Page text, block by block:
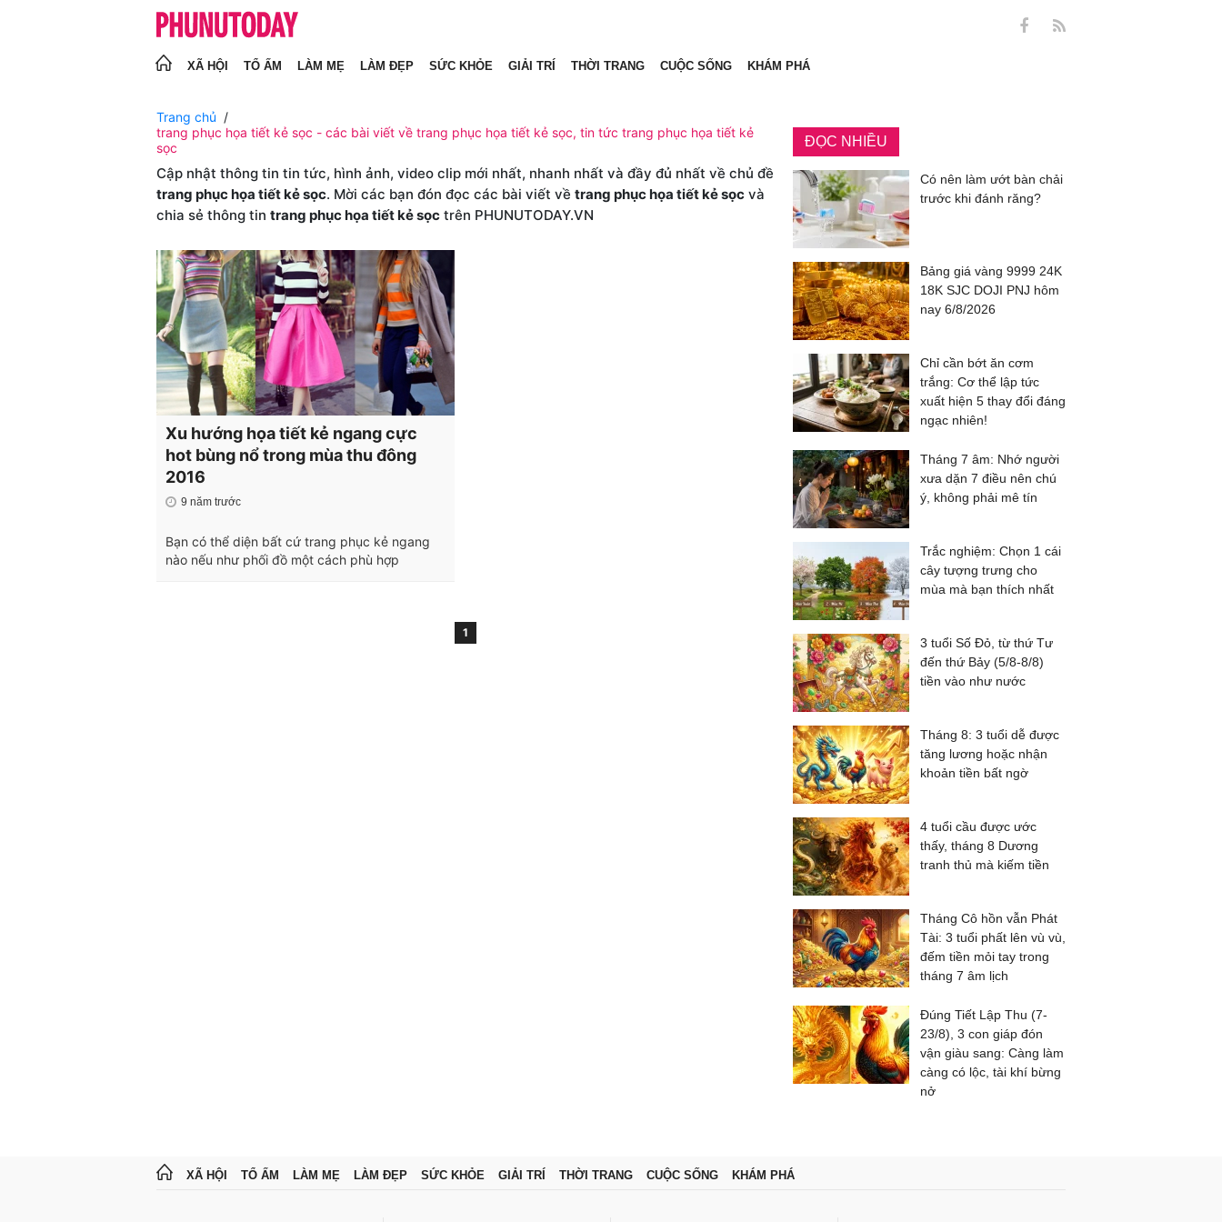
XÃ HỘI TỔ ẤM LÀM MẸ LÀM ĐẸP SỨC KHỎE GIẢI TRÍ THỜI TRANG CUỘC SỐNG KHÁM PHÁ
Trang chủ
trang phục họa tiết kẻ sọc - các bài viết về trang phục họa tiết kẻ sọc, tin tức trang phục họa tiết kẻ
sọc
Cập nhật thông tin tin tức, hình ảnh, video clip mới nhất, nhanh nhất và đầy đủ nhất về chủ đề
trang phục họa tiết kẻ sọc. Mời các bạn đón đọc các bài viết về trang phục họa tiết kẻ sọc và
chia sẻ thông tin trang phục họa tiết kẻ sọc trên PHUNUTODAY.VN
Xu hướng họa tiết kẻ ngang cực
hot bùng nổ trong mùa thu đông
2016
9 năm trước
Bạn có thể diện bất cứ trang phục kẻ ngang
nào nếu như phối đồ một cách phù hợp
1
ĐỌC NHIỀU
Có nên làm ướt bàn chải
trước khi đánh răng?
Bảng giá vàng 9999 24K
18K SJC DOJI PNJ hôm
nay 6/8/2026
Chỉ cần bớt ăn cơm
trắng: Cơ thể lập tức
xuất hiện 5 thay đổi đáng
ngạc nhiên!
Tháng 7 âm: Nhớ người
xưa dặn 7 điều nên chú
ý, không phải mê tín
Trắc nghiệm: Chọn 1 cái
cây tượng trưng cho
mùa mà bạn thích nhất
3 tuổi Số Đỏ, từ thứ Tư
đến thứ Bảy (5/8-8/8)
tiền vào như nước
Tháng 8: 3 tuổi dễ được
tăng lương hoặc nhận
khoản tiền bất ngờ
4 tuổi cầu được ước
thấy, tháng 8 Dương
tranh thủ mà kiếm tiền
Tháng Cô hồn vẫn Phát
Tài: 3 tuổi phất lên vù vù,
đếm tiền mỏi tay trong
tháng 7 âm lịch
Đúng Tiết Lập Thu (7-
23/8), 3 con giáp đón
vận giàu sang: Càng làm
càng có lộc, tài khí bừng
nở
XÃ HỘI TỔ ẤM LÀM MẸ LÀM ĐẸP SỨC KHỎE GIẢI TRÍ THỜI TRANG CUỘC SỐNG KHÁM PHÁ